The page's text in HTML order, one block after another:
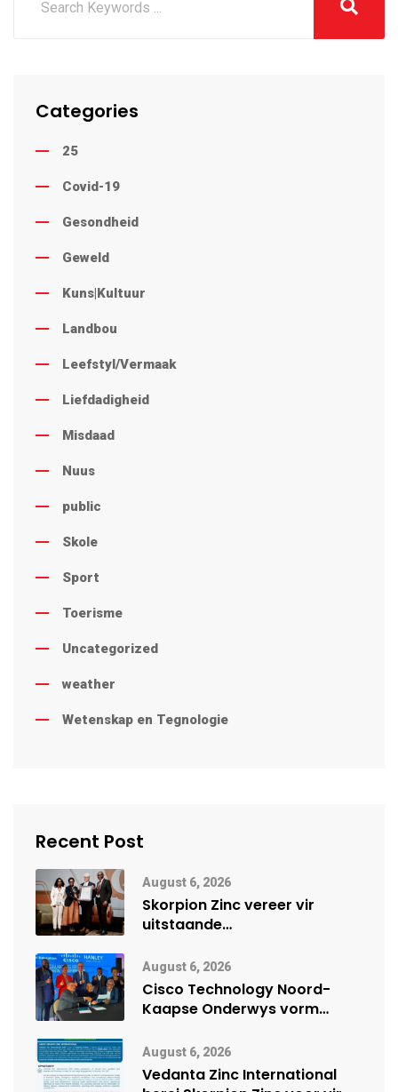
Categories
25
Covid-19
Gesondheid
Geweld
Kuns|Kultuur
Landbou
Leefstyl/Vermaak
Liefdadigheid
Misdaad
Nuus
public
Skole
Sport
Toerisme
Uncategorized
weather
Wetenskap en Tegnologie
Recent Post
August 6, 2026
Skorpion Zinc vereer vir
uitstaande
Namibië Mynbou Ekspo
August 6, 2026
Cisco Technology Noord-
Kaapse Onderwys vorm
vennootskap
August 6, 2026
Vedanta Zinc International